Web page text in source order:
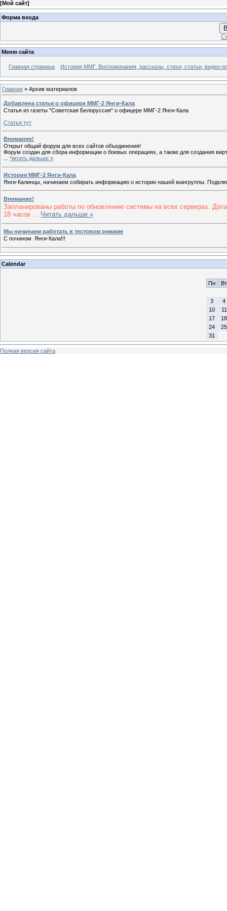
[Мой сайт]
Форма входа
Меню сайта
Главная страница История ММГ. Воспоминания, рассказы, стихи, статьи, видео-
Главная » Архив материалов
Добавлена статья о офицере ММГ-2 Янги-Кала
Статья из газеты "Советская Белоруссия" о офицере ММГ-2 Янги-Кала
Статья тут
Внимание!
Открыт общий форум для всех сайтов объединения!
Форум создан для сбора информации о боевых операциях, а также для создания
Читать дальше »
История ММГ-2 Янги-Кала
Янги-Калинцы, начинаем собирать информацию о истории нашей мангруппы.
Внимание!
Запланированы работы по обновлению системы на всех серверах.
18 часов
Читать дальше »
Мы начинаем работать в тестовом режиме
С почином Янги-Кала!!!
Calendar
Пн
Вт
3
4
10
11
17
18
24
25
31
Полная версия сайта